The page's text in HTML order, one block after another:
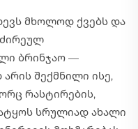
მხოლოდ ქვებს და
ძირეულ
ბრინჯაო —
შექმნილი ისე,
რასტირების,
სრულიად ახალი